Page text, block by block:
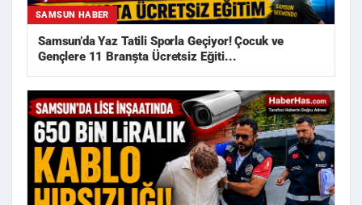
SAMSUN HABER
Samsun’da Yaz Tatili Sporla Geçiyor! Çocuk ve
Gençlere 11 Branşta Ücretsiz Eğiti...